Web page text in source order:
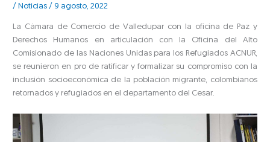
/ Noticias / 9 agosto, 2022
La Cámara de Comercio de Valledupar con la oficina de Paz y
Derechos Humanos en articulación con la Oficina del Alto
Comisionado de las Naciones Unidas para los Refugiados ACNUR,
se reunieron en pro de ratificar y formalizar su compromiso con la
inclusión socioeconómica de la población migrante, colombianos
retornados y refugiados en el departamento del Cesar.